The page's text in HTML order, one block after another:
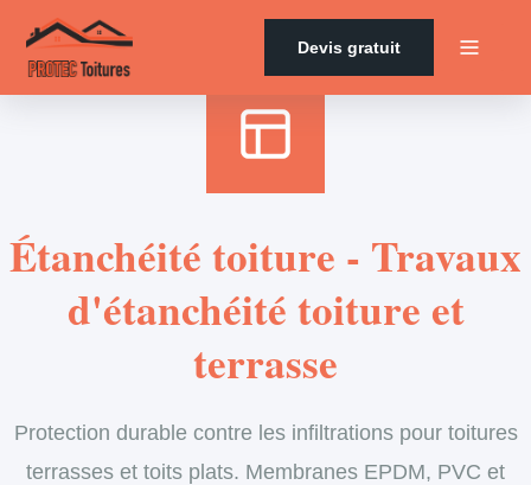
Devis gratuit
Étanchéité toiture - Travaux
d'étanchéité toiture et
terrasse
Protection durable contre les infiltrations pour toitures
terrasses et toits plats. Membranes EPDM, PVC et